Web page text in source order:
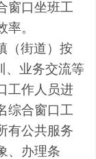
窗口坐班工
。
（街道）按
、业务交流等
工作人员进
综合窗口工
有公共服务
、办理条